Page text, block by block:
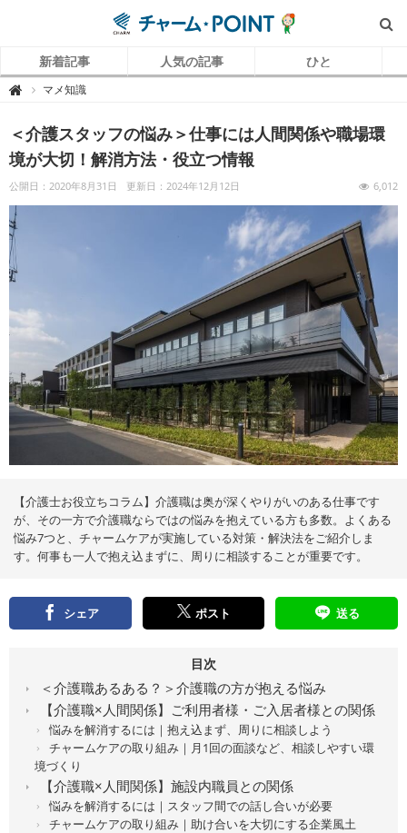
新着記事 人気の記事 ひと
 チ
P
O
I
N
（
ャ
介
で
働
ア
ル
を
伝
え
る
情
デ
マメ知識
＜介護スタッフの悩み＞仕事には人間関係や職場環
境が大切！解消方法・役立つ情報
公開日：2020年8月31日 更新日：2024年12月12日 6,012
【介護士お役立ちコラム】介護職は奥が深くやりがいのある仕事です
が、その一方で介護職ならではの悩みを抱えている方も多数。よくある
悩み7つと、チャームケアが実施している対策・解決法をご紹介しま
す。何事も一人で抱え込まずに、周りに相談することが重要です。
シェア ポスト 送る
目次
＜介護職あるある？＞介護職の方が抱える悩み
【介護職×人間関係】ご利用者様・ご入居者様との関係
悩みを解消するには｜抱え込まず、周りに相談しよう
チャームケアの取り組み｜月1回の面談など、相談しやすい環
境づくり
【介護職×人間関係】施設内職員との関係
悩みを解消するには｜スタッフ間での話し合いが必要
チャームケアの取り組み｜助け合いを大切にする企業風土